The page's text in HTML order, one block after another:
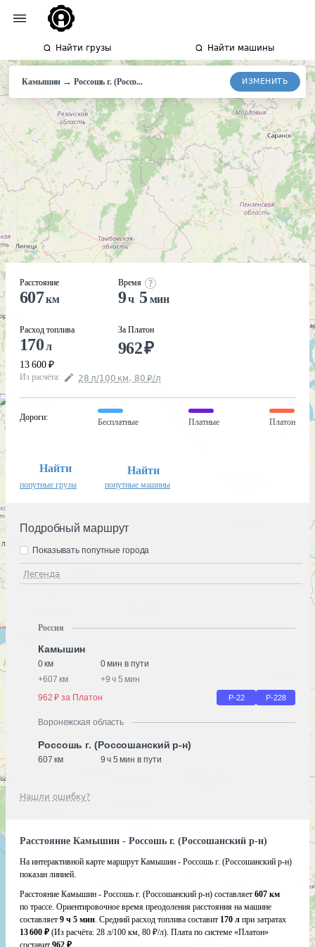
Найти грузы Найти машины
Камышин →Россошьг. (Россо... ИЗМЕНИТЬ
Расстояние
607км
Расход топлива
170л
13 600 ₽
Время
9ч 5 мин
За Платон
962₽
Из расчёта: 28 л/100 км, 80 ₽/л
Дороги:
Бесплатные Платные Платон
Найти
попутные грузы
Найти
попутные машины
Подробный маршрут
Легенда
Показывать попутные города
Россия
Камышин
0 км
0 мин в пути
+607 км +9 ч 5 мин
962 ₽ за Платон
Р-22 Р-228
Воронежская область
Россошь г. (Россошанский р-н)
607 км 9 ч 5 мин в пути
Нашли ошибку?
Расстояние Камышин - Россошь г. (Россошанский р-н)
На интерактивной карте маршрут Камышин - Россошь г. (Россошанский р-н)
показан линией.
Расстояние Камышин - Россошь г. (Россошанский р-н) составляет 607 км
по трассе. Ориентировочное время преодоления расстояния на машине
составляет 9 ч 5 мин. Средний расход топлива составит 170 л при затратах
13 600 ₽ (Из расчёта: 28 л/100 км, 80 ₽/л). Плата по системе «Платон»
составит 962 ₽